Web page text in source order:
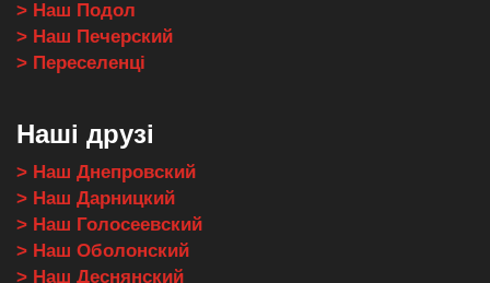
> Наш Подол
> Наш Печерский
> Переселенці
Наші друзі
> Наш Днепровский
> Наш Дарницкий
> Наш Голосеевский
> Наш Оболонский
> Наш Деснянский